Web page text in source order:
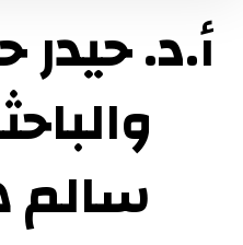
أ.د.